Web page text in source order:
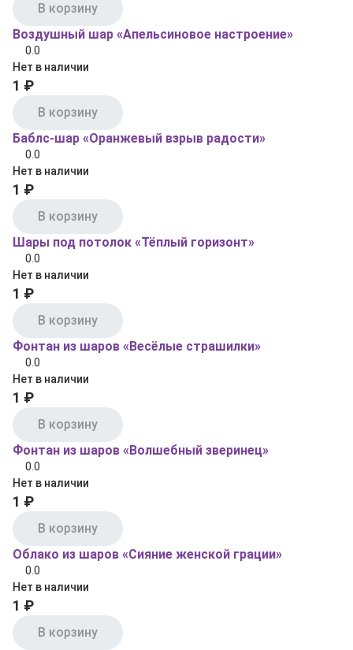
В корзину
Воздушный шар «Апельсиновое настроение»
0.0
Нет в наличии
1 ₽
В корзину
Баблс-шар «Оранжевый взрыв радости»
0.0
Нет в наличии
1 ₽
В корзину
Шары под потолок «Тёплый горизонт»
0.0
Нет в наличии
1 ₽
В корзину
Фонтан из шаров «Весёлые страшилки»
0.0
Нет в наличии
1 ₽
В корзину
Фонтан из шаров «Волшебный зверинец»
0.0
Нет в наличии
1 ₽
В корзину
Облако из шаров «Сияние женской грации»
0.0
Нет в наличии
1 ₽
В корзину